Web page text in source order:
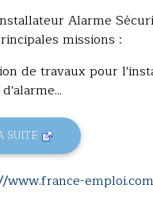
Alarme
missions :
de travaux pour
SUITE
www.france-emploi.com